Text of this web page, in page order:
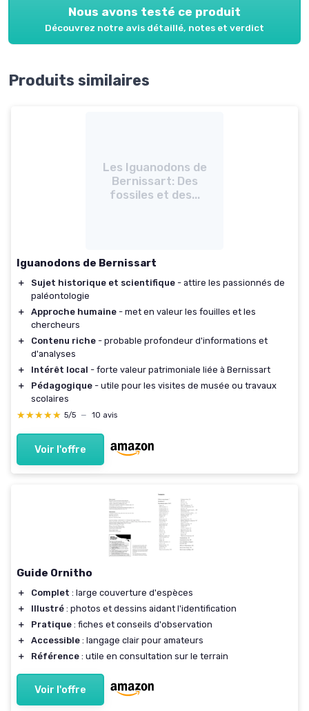
Nous avons testé ce produit
Découvrez notre avis détaillé, notes et verdict
Produits similaires
Les Iguanodons de
Bernissart: Des
fossiles et des...
Iguanodons de Bernissart
＋ Sujet historique et scientifique - attire les passionnés de
paléontologie
＋
Approche humaine - met en valeur les fouilles et les
chercheurs
＋
Contenu riche - probable profondeur d'informations et
d'analyses
＋
Intérêt local - forte valeur patrimoniale liée à Bernissart
＋
Pédagogique - utile pour les visites de musée ou travaux
scolaires
★★★★★
★★★★★ 5/5 — 10 avis
Voir l'offre
Guide Ornitho
＋ Complet : large couverture d'espèces
＋
Illustré : photos et dessins aidant l'identification
＋
Pratique : fiches et conseils d'observation
＋
Accessible : langage clair pour amateurs
＋
Référence : utile en consultation sur le terrain
Voir l'offre